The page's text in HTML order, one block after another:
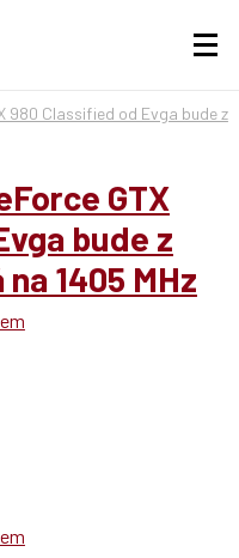
980 Classified od Evga bude z
GTX
bude z
1405 MHz